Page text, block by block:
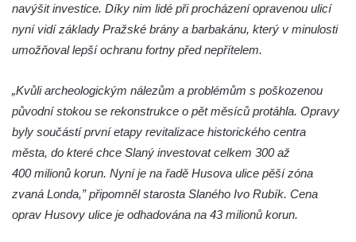
náměstí v Českých Budějovicích
Sousoší Humanoidi na Lannově třídě v
Českých Budějovicích
Pomník Přemysla Otakara II. v parku Na
Sadech v Českých Budějovicích
Socha Mateřství v parku Na Sadech v
Českých Budějovicích
Památník Otokara Mokrého v parku Na
navýšit investice. Díky nim lidé při procházení opravenou ulicí
nyní vidí základy Pražské brány a barbakánu, který v minulosti
umožňoval lepší ochranu fortny před nepřítelem.
„Kvůli archeologickým nálezům a problémům s poškozenou
původní stokou se rekonstrukce o pět měsíců protáhla. Opravy
byly součástí první etapy revitalizace historického centra
města, do které chce Slaný investovat celkem 300 až
400 milionů korun. Nyní je na řadě Husova ulice pěší zóna
zvaná Londa,” připomněl starosta Slaného Ivo Rubík. Cena
oprav Husovy ulice je odhadována na 43 milionů korun.